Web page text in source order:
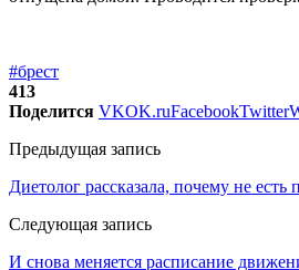
#брест
413
Поделится VKOK.ruFacebookTwitter
Предыдущая запись
Диетолог рассказала, почему не есть
Следующая запись
И снова меняется расписание